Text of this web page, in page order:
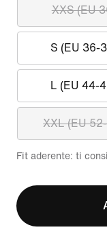
XXS (EU
S (EU 36-
L (EU 44-
XXL (EU
Fit aderente: ti